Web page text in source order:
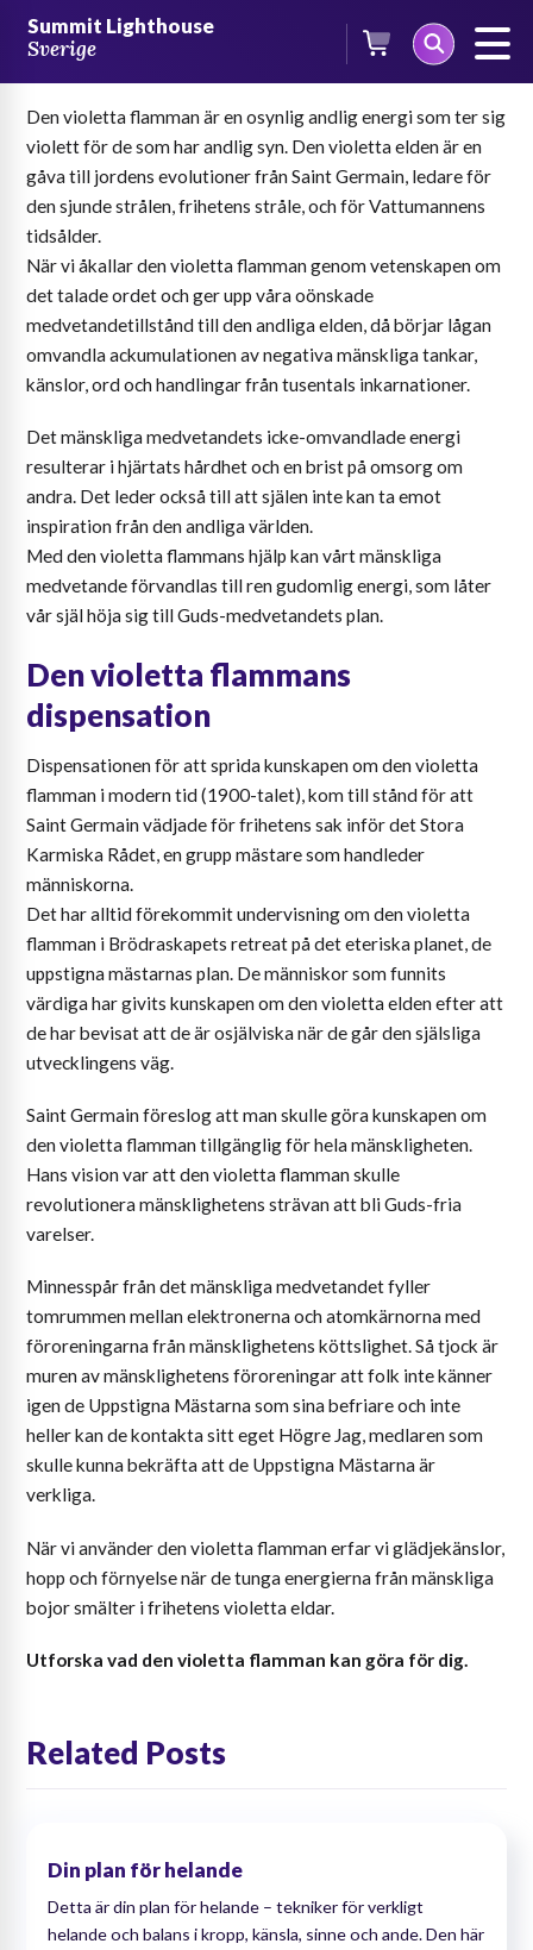
Summit Lighthouse
Sverige
Den violetta flamman
Den violetta flamman är en osynlig andlig energi som ter sig
violett för de som har andlig syn. Den violetta elden är en
gåva till jordens evolutioner från Saint Germain, ledare för
den sjunde strålen, frihetens stråle, och för Vattumannens
tidsålder.
När vi åkallar den violetta flamman genom vetenskapen om
det talade ordet och ger upp våra oönskade
medvetandetillstånd till den andliga elden, då börjar lågan
omvandla ackumulationen av negativa mänskliga tankar,
känslor, ord och handlingar från tusentals inkarnationer.
Det mänskliga medvetandets icke-omvandlade energi
resulterar i hjärtats hårdhet och en brist på omsorg om
andra. Det leder också till att själen inte kan ta emot
inspiration från den andliga världen.
Med den violetta flammans hjälp kan vårt mänskliga
medvetande förvandlas till ren gudomlig energi, som låter
vår själ höja sig till Guds-medvetandets plan.
Den violetta flammans
dispensation
Dispensationen för att sprida kunskapen om den violetta
flamman i modern tid (1900-talet), kom till stånd för att
Saint Germain vädjade för frihetens sak inför det Stora
Karmiska Rådet, en grupp mästare som handleder
människorna.
Det har alltid förekommit undervisning om den violetta
flamman i Brödraskapets retreat på det eteriska planet, de
uppstigna mästarnas plan. De människor som funnits
värdiga har givits kunskapen om den violetta elden efter att
de har bevisat att de är osjälviska när de går den själsliga
utvecklingens väg.
Saint Germain föreslog att man skulle göra kunskapen om
den violetta flamman tillgänglig för hela mänskligheten.
Hans vision var att den violetta flamman skulle
revolutionera mänsklighetens strävan att bli Guds-fria
varelser.
Minnesspår från det mänskliga medvetandet fyller
tomrummen mellan elektronerna och atomkärnorna med
föroreningarna från mänsklighetens köttslighet. Så tjock är
muren av mänsklighetens föroreningar att folk inte känner
igen de Uppstigna Mästarna som sina befriare och inte
heller kan de kontakta sitt eget Högre Jag, medlaren som
skulle kunna bekräfta att de Uppstigna Mästarna är
verkliga.
När vi använder den violetta flamman erfar vi glädjekänslor,
hopp och förnyelse när de tunga energierna från mänskliga
bojor smälter i frihetens violetta eldar.
Utforska vad den violetta flamman kan göra för dig.
Related Posts
Din plan för helande
Detta är din plan för helande – tekniker för verkligt
helande och balans i kropp, känsla, sinne och ande. Den här